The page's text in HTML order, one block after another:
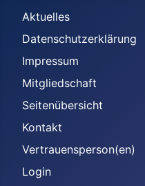
Aktuelles
Datenschutzerklärung
Impressum
Mitgliedschaft
Seitenübersicht
Kontakt
Vertrauensperson(en)
Login